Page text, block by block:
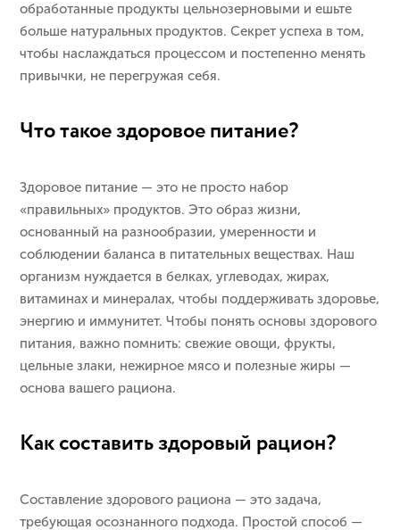
обработанные продукты цельнозерновыми и ешьте
больше натуральных продуктов. Секрет успеха в том,
чтобы наслаждаться процессом и постепенно менять
привычки, не перегружая себя.
Что такое здоровое питание?
Здоровое питание — это не просто набор
«правильных» продуктов. Это образ жизни,
основанный на разнообразии, умеренности и
соблюдении баланса в питательных веществах. Наш
организм нуждается в белках, углеводах, жирах,
витаминах и минералах, чтобы поддерживать здоровье,
энергию и иммунитет. Чтобы понять основы здорового
питания, важно помнить: свежие овощи, фрукты,
цельные злаки, нежирное мясо и полезные жиры —
основа вашего рациона.
Как составить здоровый рацион?
Составление здорового рациона — это задача,
требующая осознанного подхода. Простой способ —